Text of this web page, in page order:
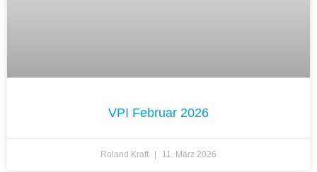
VPI Februar 2026
Roland Kraft 11. März 2026